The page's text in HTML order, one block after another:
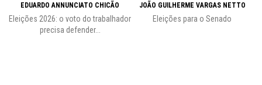
EDUARDO ANNUNCIATO CHICÃO
Eleições 2026: o voto do trabalhador
precisa defender...
JOÃO GUILHERME VARGAS NETTO
Eleições para o Senado